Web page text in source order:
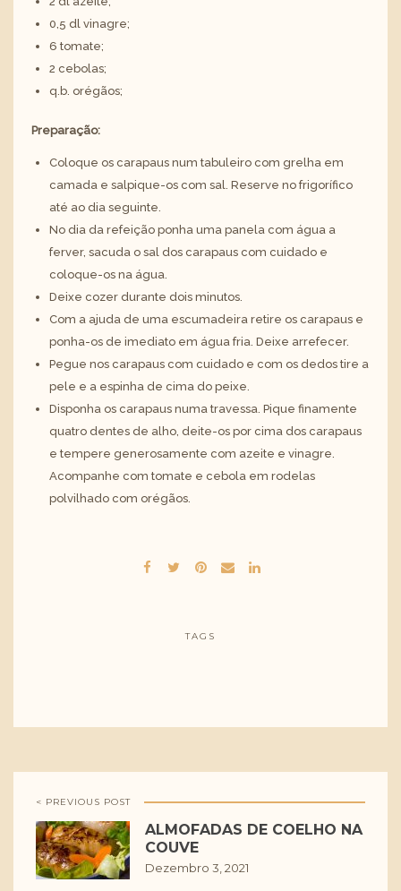
0,5 dl vinagre;
6 tomate;
2 cebolas;
q.b. orégãos;
Preparação:
Coloque os carapaus num tabuleiro com grelha em
camada e salpique-os com sal. Reserve no frigorífico
até ao dia seguinte.
No dia da refeição ponha uma panela com água a
ferver, sacuda o sal dos carapaus com cuidado e
coloque-os na água.
Deixe cozer durante dois minutos.
Com a ajuda de uma escumadeira retire os carapaus e
ponha-os de imediato em água fria. Deixe arrefecer.
Pegue nos carapaus com cuidado e com os dedos tire a
pele e a espinha de cima do peixe.
Disponha os carapaus numa travessa. Pique finamente
quatro dentes de alho, deite-os por cima dos carapaus
e tempere generosamente com azeite e vinagre.
Acompanhe com tomate e cebola em rodelas
polvilhado com orégãos.
TAGS
< PREVIOUS POST
ALMOFADAS DE COELHO NA
COUVE
Dezembro 3, 2021